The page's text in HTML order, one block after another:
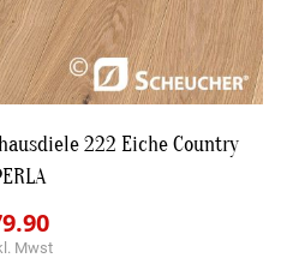
222 Eiche Country
Original
Current
Mwst